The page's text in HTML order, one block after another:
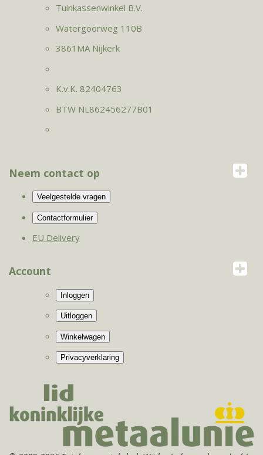
Tuinkassenwinkel B.V.
Watergoorweg 110B
3861MA Nijkerk
K.v.K. 82404763
BTW NL862456277B01
Neem contact op
EU Delivery
Account